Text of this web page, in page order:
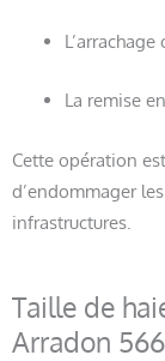
La remise
Cette opération
d’endommager
infrastructures.
Taille de
Arradon